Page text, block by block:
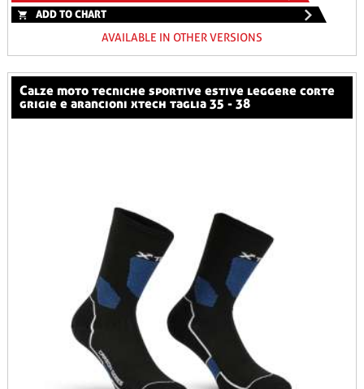
ADD TO CHART
AVAILABLE IN OTHER VERSIONS
calze moto tecniche sportive estive leggere corte
grigie e arancioni xtech taglia 35 - 38